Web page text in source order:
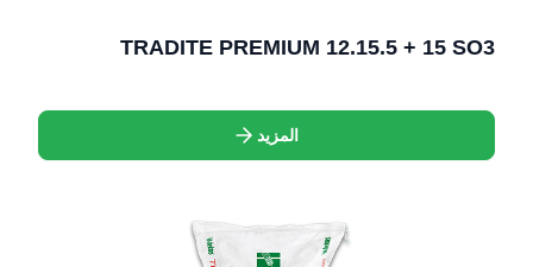
TRADITE PREMIUM 12.15.5 + 15 SO3
المزيد